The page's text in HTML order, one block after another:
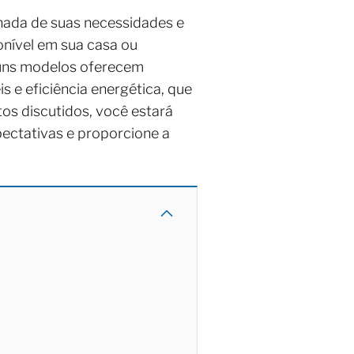
de suas necessidades e
em sua casa ou
modelos oferecem
e eficiência energética, que
discutidos, você estará
e proporcione a